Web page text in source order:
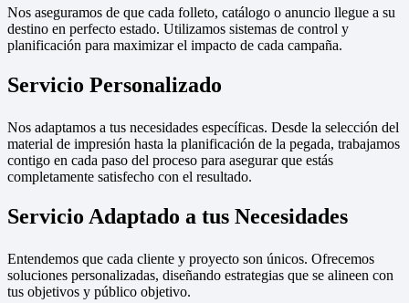
Nos aseguramos de que cada folleto, catálogo o anuncio llegue a su
destino en perfecto estado. Utilizamos sistemas de control y
planificación para maximizar el impacto de cada campaña.
Servicio Personalizado
Nos adaptamos a tus necesidades específicas. Desde la selección del
material de impresión hasta la planificación de la pegada, trabajamos
contigo en cada paso del proceso para asegurar que estás
completamente satisfecho con el resultado.
Servicio Adaptado a tus Necesidades
Entendemos que cada cliente y proyecto son únicos. Ofrecemos
soluciones personalizadas, diseñando estrategias que se alineen con
tus objetivos y público objetivo.